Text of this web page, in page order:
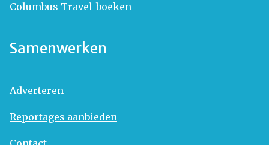
Columbus Travel-boeken
Samenwerken
Adverteren
Reportages aanbieden